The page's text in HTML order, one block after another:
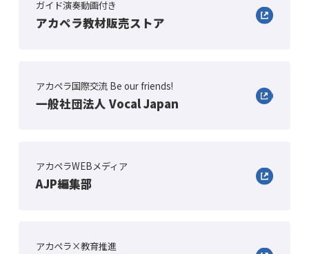
ガイド演奏動画付き
アカペラ教材販売ストア
アカペラ国際交流 Be our friends!
一般社団法人 Vocal Japan
アカペラWEBメディア
AJP編集部
アカペラ×教育推進